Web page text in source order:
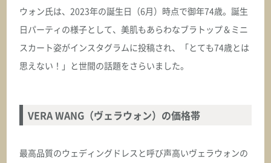
ウォン氏は、2023年の誕生日（6月）時点で御年74歳。誕生
日パーティの様子として、美肌もあらわなブラトップ＆ミニ
スカート姿がインスタグラムに投稿され、「とても74歳とは
思えない！」と世間の話題をさらいました。
VERA WANG（ヴェラウォン）の価格帯
最高品質のウェディングドレスと呼び声高いヴェラウォンの